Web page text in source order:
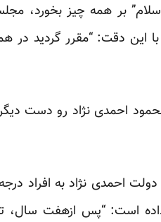
بر همه چیز بخورد،
با این دقت: “مقرر گردید
احمدی نژاد رو دست
احمدی نژاد به افراد
داده است: “پس ازهفت